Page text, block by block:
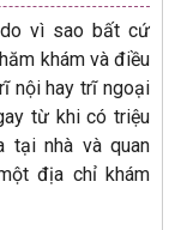
vì sao bất cứ
khám và điều
nội hay trĩ ngoại
từ khi có triệu
tại nhà và quan
địa chỉ khám